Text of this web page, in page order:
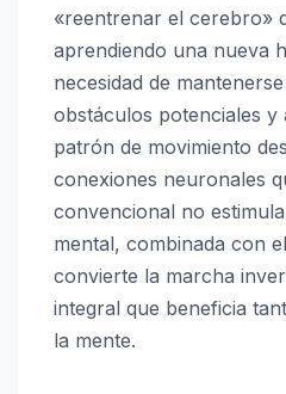
«reentrenar el cerebro»
aprendiendo una nueva
necesidad de
obstáculos potenciales y
patrón de movimiento
conexiones neuronales
convencional no
mental, combinada con
convierte la marcha
integral que beneficia
la mente.